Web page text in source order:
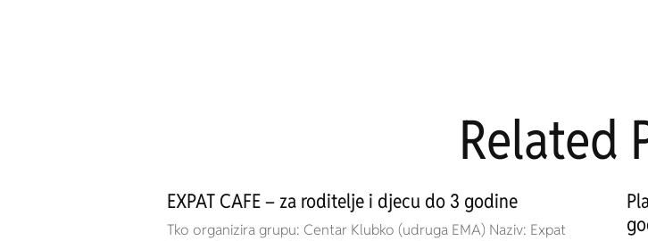
Related
EXPAT CAFE – za roditelje i djecu do 3 godine
Tko organizira grupu: Centar Klubko (udruga EMA) Naziv: Expat